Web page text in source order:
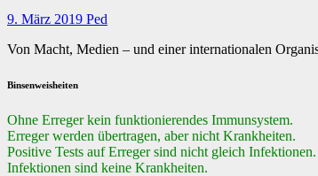
9. März 2019 Ped
Von Macht, Medien – und einer internationalen
Binsenweisheiten
Ohne Erreger kein funktionierendes Immunsystem.
Erreger werden übertragen, aber nicht Krankheiten.
Positive Tests auf Erreger sind nicht gleich Infektionen.
Infektionen sind keine Krankheiten.